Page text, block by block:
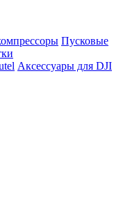
Пусковые
Аксессуары для DJI